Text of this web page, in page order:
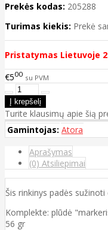
Prekės kodas: 205288
Turimas kiekis: Prekė
Pristatymas Lietuvoje
€500 su PVM
Turite klausimų apie šią
Gamintojas: Atora
Aprašymas
(0) Atsiliepimai
Šis rinkinys padės
Komplekte: plūdė
56 gr